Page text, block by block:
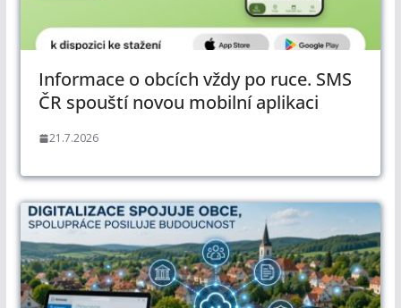
Informace o obcích vždy po ruce. SMS
ČR spouští novou mobilní aplikaci
21.7.2026